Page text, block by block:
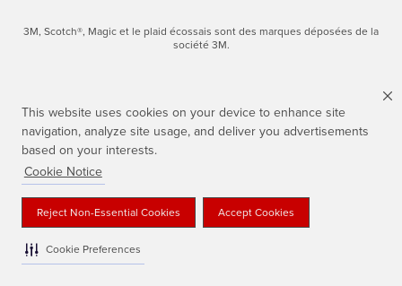
This website uses cookies on your device to enhance site
navigation, analyze site usage, and deliver you advertisements
based on your interests.
Cookie Notice
Reject Non-Essential Cookies Accept Cookies
Cookie Preferences
3M, Scotch®, Magic et le plaid écossais sont des marques déposées de la
société 3M.